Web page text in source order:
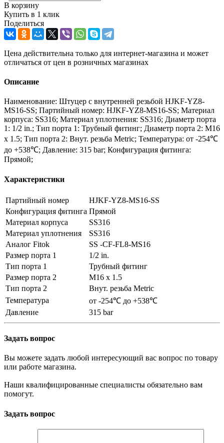
В корзину
Купить в 1 клик
Поделиться
Цена действительна только для интернет-магазина и может
отличаться от цен в розничных магазинах
Описание
Наименование: Штуцер с внутренней резьбой HJKF-YZ8-
MS16-SS; Партийный номер: HJKF-YZ8-MS16-SS; Материал
корпуса: SS316; Материал уплотнения: SS316; Диаметр порта
1: 1/2 in.; Тип порта 1: Трубный фитинг; Диаметр порта 2: M16
x 1.5; Тип порта 2: Внут. резьба Metric; Температура: от -254℃
до +538℃; Давление: 315 bar; Конфигурация фитинга:
Прямой;
Характеристики
Партийный номер
HJKF-YZ8-MS16-SS
Конфигурация фитинга Прямой
Материал корпуса
SS316
Материал уплотнения
SS316
Аналог Fitok
SS -CF-FL8-MS16
Размер порта 1
1/2 in.
Тип порта 1
Трубный фитинг
Размер порта 2
M16 x 1.5
Тип порта 2
Внут. резьба Metric
Температура
от -254℃ до +538℃
Давление
315 bar
Задать вопрос
Вы можете задать любой интересующий вас вопрос по товару
или работе магазина.
Наши квалифицированные специалисты обязательно вам
помогут.
Задать вопрос